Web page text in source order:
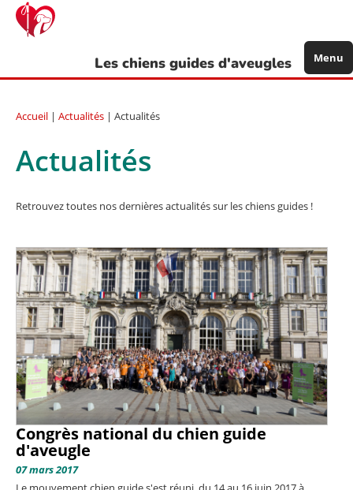
Aller
contenu
Les chiens guides d'aveugles Menu
Accueil | Actualités | Actualités
Actualités
Retrouvez toutes nos dernières actualités sur les chiens guides !
Congrès national du chien guide
d'aveugle
07 mars 2017